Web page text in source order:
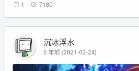
1 7180
沉冰浮水
6 年前 (2021-02-24)